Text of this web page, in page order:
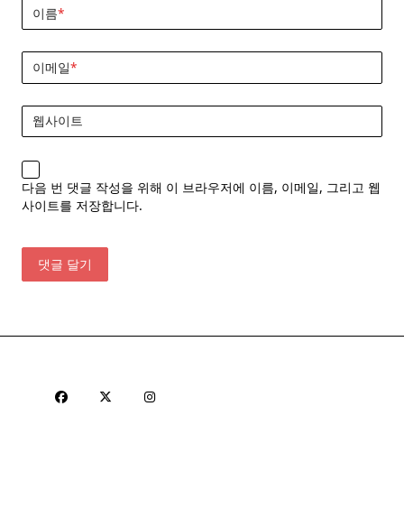
이름*
이메일*
웹사이트
다음 번 댓글 작성을 위해 이 브라우저에 이름, 이메일, 그리고 웹
사이트를 저장합니다.